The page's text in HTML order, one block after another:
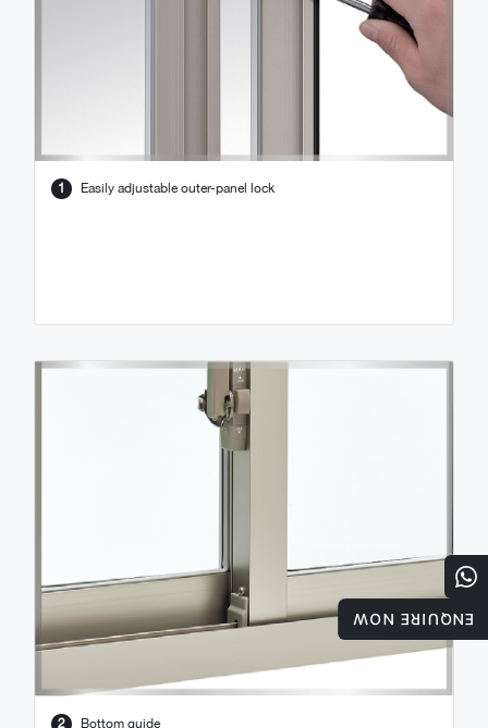
1 Easily adjustable outer-panel lock
2 Bottom guide
ENQUIRE NOW